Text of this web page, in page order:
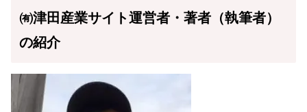
㈲津田産業サイト運営者・著者（執筆者）
の紹介